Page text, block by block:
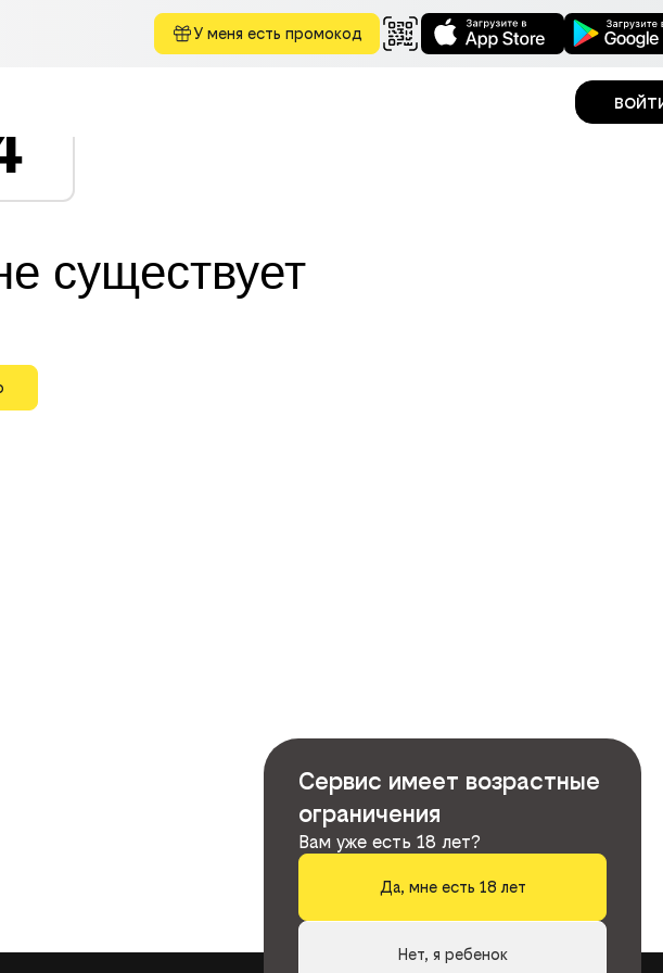
У меня есть промокод
существует
Сервис имеет возрастные
ограничения
Вам уже есть 18 лет?
Да, мне есть 18 лет
Нет, я ребенок